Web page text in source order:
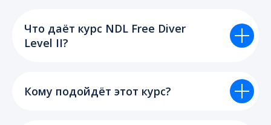
Что даёт курс NDL Free Diver
Level II?
Кому подойдёт этот курс?